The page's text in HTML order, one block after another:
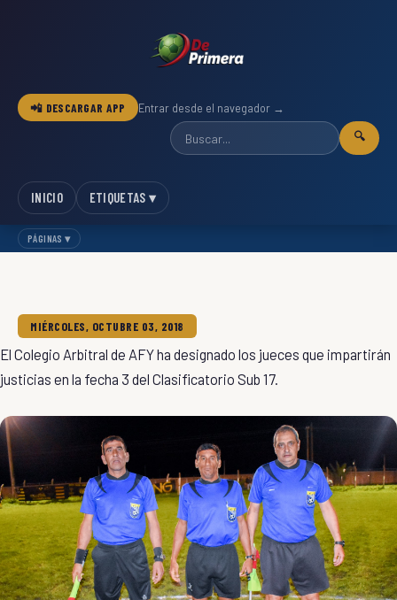
📲 DESCARGAR APP Entrar desde el navegador →
🔍
INICIO ETIQUETAS ▾
PÁGINAS ▾
MIÉRCOLES, OCTUBRE 03, 2018
El Colegio Arbitral de AFY ha designado los jueces que impartirán
justicias en la fecha 3 del Clasificatorio Sub 17.